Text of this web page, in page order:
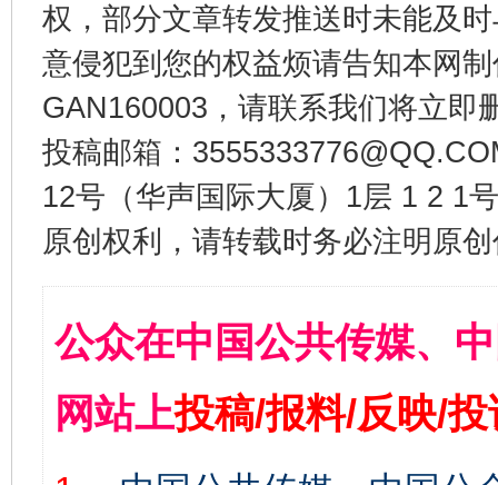
权，部分文章转发推送时未能及
意侵犯到您的权益烦请告知本网
GAN160003，请联系我们将立即
投稿邮箱：
12号（华声国际大厦）1层 1 2 1
原创权利，请转载时务必注明原
公众在中国公共传媒、
网站上投稿/报料/反映/